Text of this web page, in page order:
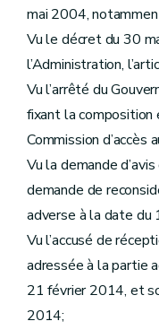
mai 2004,
Vu le décret du 30
l’Administration,
Vu l’arrêté du
fixant la
Commission d’accès
Vu la demande
demande de
adverse à la date du
Vu l’accusé de
adressée à la partie
21 février 2014, et
2014;